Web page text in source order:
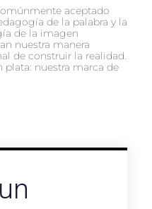
aceptado
de la palabra y la
de la imagen
nuestra manera
de construir la realidad.
plata: nuestra marca de